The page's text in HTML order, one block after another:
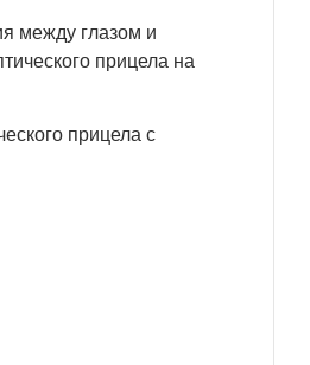
между глазом и
прицела на
прицела с